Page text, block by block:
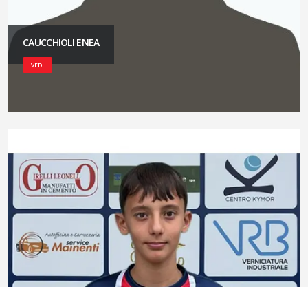
CAUCCHIOLI ENEA
VEDI